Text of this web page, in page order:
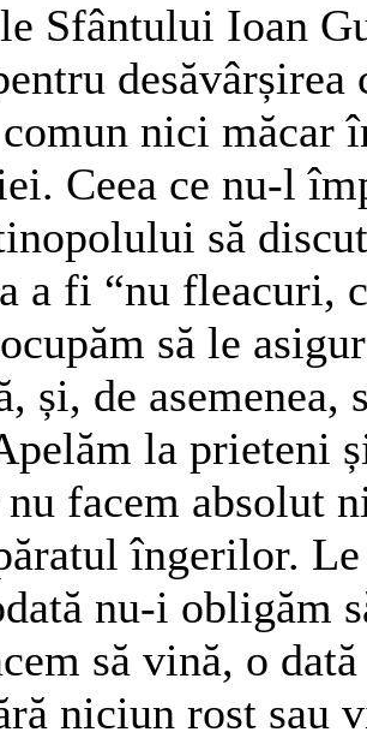
Sfântului Ioan
nici măcar
Ceea ce nu-l
să
a fi “nu fleacuri,
să le
și, de
la prieteni
nu facem absolut
îngerilor.
nu-i obligăm
să vină, o
niciun rost sau